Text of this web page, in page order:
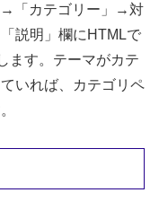
→「カテゴリー」→対
説明」欄にHTMLで
ます。テーマがカテ
いれば、カテゴリペ